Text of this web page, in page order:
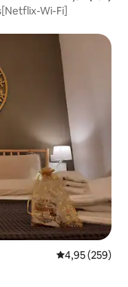
Wi-Fi]
Vidējais
4,95 (259)